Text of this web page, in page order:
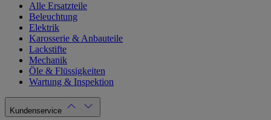
Alle Ersatzteile
Beleuchtung
Elektrik
Karosserie & Anbauteile
Lackstifte
Mechanik
Öle & Flüssigkeiten
Wartung & Inspektion
Kundenservice